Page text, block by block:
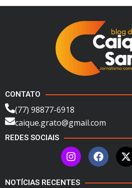
CONTATO
(77) 98877-6918
caique.grato@gmail.com
REDES SOCIAIS
NOTÍCIAS RECENTES